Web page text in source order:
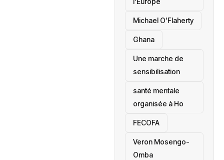
Michael O'Flaherty
‎Ghana
Une marche de
sensibilisation
santé mentale
organisée à Ho
‎FECOFA
Veron Mosengo-
Omba